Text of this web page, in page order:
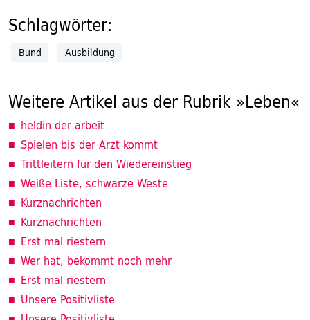
Schlagwörter:
Bund Ausbildung
Weitere Artikel aus der Rubrik »Leben«
heldin der arbeit
Spielen bis der Arzt kommt
Trittleitern für den Wiedereinstieg
Weiße Liste, schwarze Weste
Kurznachrichten
Kurznachrichten
Erst mal riestern
Wer hat, bekommt noch mehr
Erst mal riestern
Unsere Positivliste